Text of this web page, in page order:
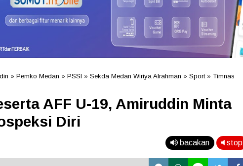
» Pemko Medan » PSSI » Sekda Medan Wiriya Alrahman » Sport» Timnas
AFF U-19, Amiruddin Minta
Diri
bacakan stop